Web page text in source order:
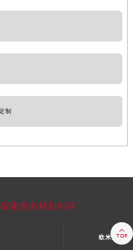
制
索更多精彩内容
欧米茄维修
